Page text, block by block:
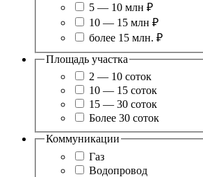
5 — 10 млн ₽
10 — 15 млн ₽
более 15 млн. ₽
Площадь участка
2 — 10 соток
10 — 15 соток
15 — 30 соток
Более 30 соток
Коммуникации
Газ
Водопровод